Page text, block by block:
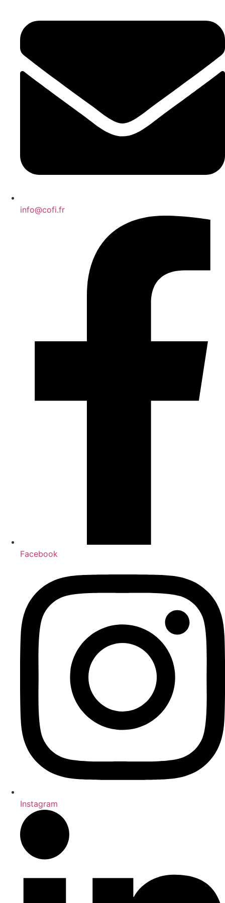
info@cofi.fr
Facebook
Instagram